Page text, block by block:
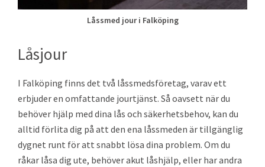
Låssmed jour i Falköping
Låsjour
I Falköping finns det två låssmedsföretag, varav ett
erbjuder en omfattande jourtjänst. Så oavsett när du
behöver hjälp med dina lås och säkerhetsbehov, kan du
alltid förlita dig på att den ena låssmeden är tillgänglig
dygnet runt för att snabbt lösa dina problem. Om du
råkar låsa dig ute, behöver akut låshjälp, eller har andra